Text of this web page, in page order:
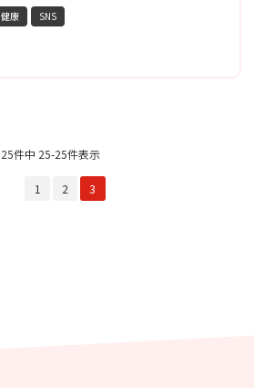
健康 SNS
25件中 25-25件表示
1 2 3